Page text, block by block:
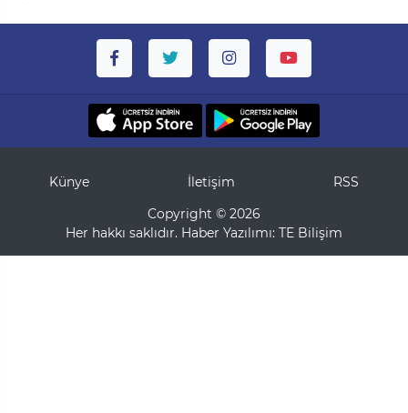
Künye İletişim
RSS
Copyright © 2026
Her hakkı saklıdır. Haber Yazılımı: TE Bilişim